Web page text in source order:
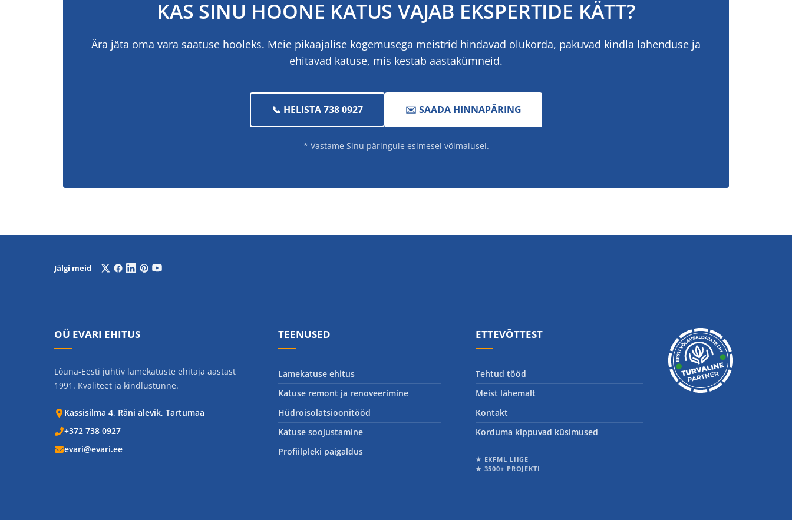
KAS SINU HOONE KATUS VAJAB EKSPERTIDE KÄTT?
Ära jäta oma vara saatuse hooleks. Meie pikaajalise kogemusega meistrid hindavad olukorda, pakuvad kindla lahenduse ja
ehitavad katuse, mis kestab aastakümneid.
📞 HELISTA 738 0927 ✉️ SAADA HINNAPÄRING
* Vastame Sinu päringule esimesel võimalusel.
Jälgi meid
OÜ EVARI EHITUS
Lõuna-Eesti juhtiv lamekatuste ehitaja aastast
1991. Kvaliteet ja kindlustunne.
Kassisilma 4, Räni alevik, Tartumaa
+372 738 0927
evari@evari.ee
TEENUSED
Lamekatuse ehitus
Katuse remont ja renoveerimine
Hüdroisolatsioonitööd
Katuse soojustamine
Profiilpleki paigaldus
ETTEVÕTTEST
Tehtud tööd
Meist lähemalt
Kontakt
Korduma kippuvad küsimused
★ EKFML LIIGE
★ 3500+ PROJEKTI